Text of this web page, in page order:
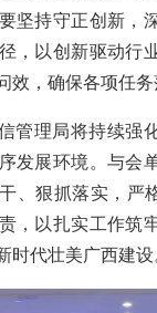
坚持守正创新，
，以创新驱动行
效，确保各项任务
管理局将持续强
发展环境。与会
、狠抓落实，严
，以扎实工作筑
时代壮美广西建设